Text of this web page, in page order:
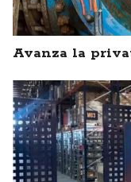
Avanza la